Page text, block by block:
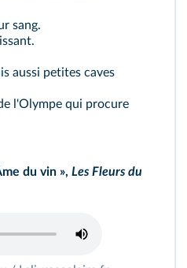
sang.
aussi petites caves
l'Olympe qui procure
du vin », Les Fleurs du